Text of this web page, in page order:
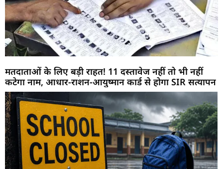
मतदाताओं के लिए बड़ी राहत! 11 दस्तावेज नहीं तो भी नहीं
कटेगा नाम, आधार-राशन-आयुष्मान कार्ड से होगा SIR सत्यापन